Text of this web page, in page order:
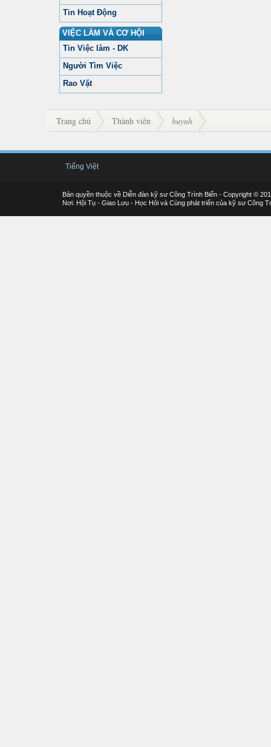
Tin Hoạt Động
VIỆC LÀM VÀ CƠ HỘI
Tin Việc làm - DK
Người Tìm Việc
Rao Vặt
Trang chủ Thành viên huynh
Tiếng Việt
Bản quyền thuộc về Diễn đàn kỹ sư Công Trình Biển - Copyright ©
Nơi: Hội Tụ - Giao Lưu - Học Hỏi và Cùng phát triển của kỹ sư Công